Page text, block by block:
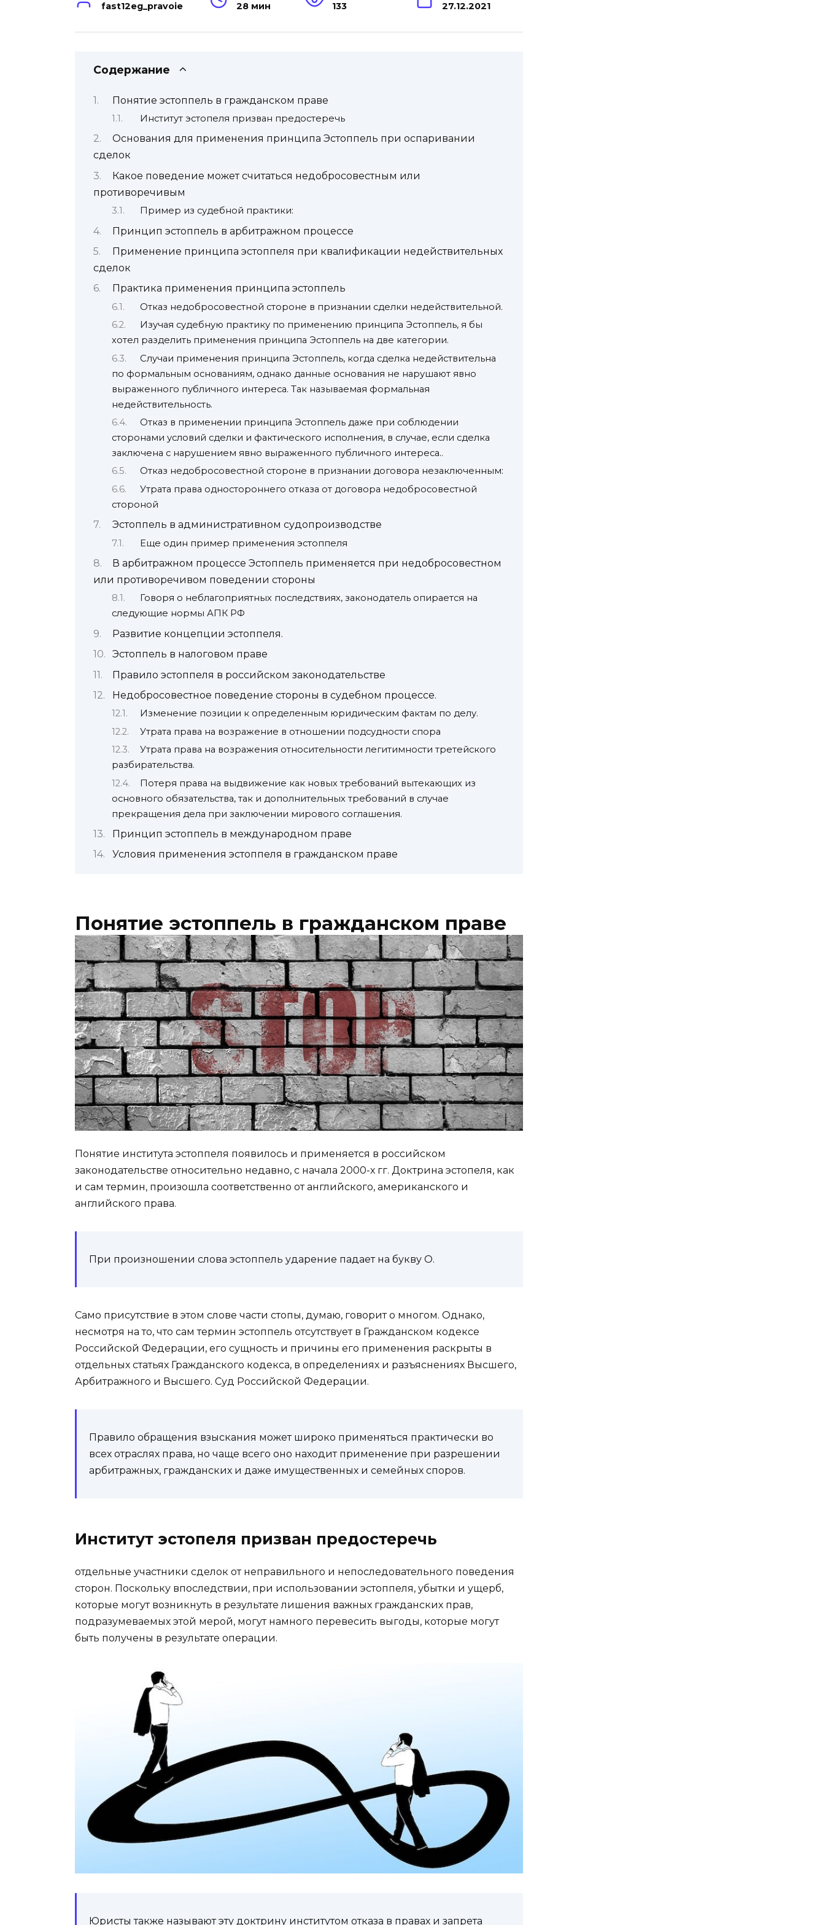
fast12eg_pravoie 28 мин 133 27.12.2021
Содержание
Понятие эстоппель в гражданском праве
Институт эстопеля призван предостеречь
Основания для применения принципа Эстоппель при оспаривании
сделок
Какое поведение может считаться недобросовестным или
противоречивым
Пример из судебной практики:
Принцип эстоппель в арбитражном процессе
Применение принципа эстоппеля при квалификации недействительных
сделок
Практика применения принципа эстоппель
Отказ недобросовестной стороне в признании сделки недействительной.
Изучая судебную практику по применению принципа Эстоппель, я бы
хотел разделить применения принципа Эстоппель на две категории.
Случаи применения принципа Эстоппель, когда сделка недействительна
по формальным основаниям, однако данные основания не нарушают явно
выраженного публичного интереса. Так называемая формальная
недействительность.
Отказ в применении принципа Эстоппель даже при соблюдении
сторонами условий сделки и фактического исполнения, в случае, если сделка
заключена с нарушением явно выраженного публичного интереса..
Отказ недобросовестной стороне в признании договора незаключенным:
Утрата права одностороннего отказа от договора недобросовестной
стороной
Эстоппель в административном судопроизводстве
Еще один пример применения эстоппеля
В арбитражном процессе Эстоппель применяется при недобросовестном
или противоречивом поведении стороны
Говоря о неблагоприятных последствиях, законодатель опирается на
следующие нормы АПК РФ
Развитие концепции эстоппеля.
Эстоппель в налоговом праве
Правило эстоппеля в российском законодательстве
Недобросовестное поведение стороны в судебном процессе.
Изменение позиции к определенным юридическим фактам по делу.
Утрата права на возражение в отношении подсудности спора
Утрата права на возражения относительности легитимности третейского
разбирательства.
Потеря права на выдвижение как новых требований вытекающих из
основного обязательства, так и дополнительных требований в случае
прекращения дела при заключении мирового соглашения.
Принцип эстоппель в международном праве
Условия применения эстоппеля в гражданском праве
Понятие эстоппель в гражданском праве
Понятие института эстоппеля появилось и применяется в российском
законодательстве относительно недавно, с начала 2000-х гг. Доктрина эстопеля, как
и сам термин, произошла соответственно от английского, американского и
английского права.
При произношении слова эстоппель ударение падает на букву О.
Само присутствие в этом слове части стопы, думаю, говорит о многом. Однако,
несмотря на то, что сам термин эстоппель отсутствует в Гражданском кодексе
Российской Федерации, его сущность и причины его применения раскрыты в
отдельных статьях Гражданского кодекса, в определениях и разъяснениях Высшего,
Арбитражного и Высшего. Суд Российской Федерации.
Правило обращения взыскания может широко применяться практически во
всех отраслях права, но чаще всего оно находит применение при разрешении
арбитражных, гражданских и даже имущественных и семейных споров.
Институт эстопеля призван предостеречь
отдельные участники сделок от неправильного и непоследовательного поведения
сторон. Поскольку впоследствии, при использовании эстоппеля, убытки и ущерб,
которые могут возникнуть в результате лишения важных гражданских прав,
подразумеваемых этой мерой, могут намного перевесить выгоды, которые могут
быть получены в результате операции.
Юристы также называют эту доктрину институтом отказа в правах и запрета